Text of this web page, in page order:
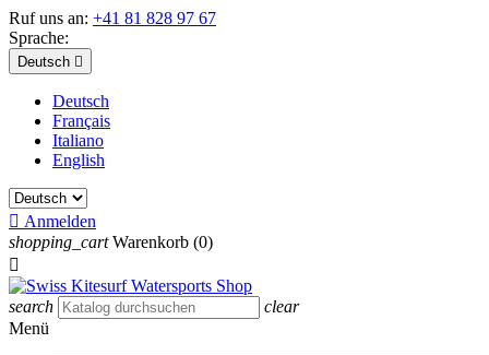
Ruf uns an: +41 81 828 97 67
Sprache:
Deutsch 
Deutsch
Français
Italiano
English
 Anmelden
shopping_cart Warenkorb (0)

search
clear
Menü